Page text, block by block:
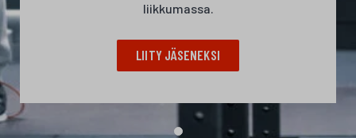
liikkumassa.
LIITY JÄSENEKSI